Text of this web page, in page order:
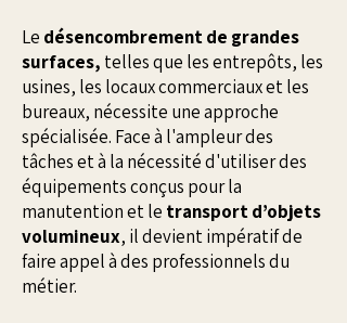
Le désencombrement de grandes
surfaces, telles que les entrepôts, les
usines, les locaux commerciaux et les
bureaux, nécessite une approche
spécialisée. Face à l'ampleur des
tâches et à la nécessité d'utiliser des
équipements conçus pour la
manutention et le transport d’objets
volumineux, il devient impératif de
faire appel à des professionnels du
métier.